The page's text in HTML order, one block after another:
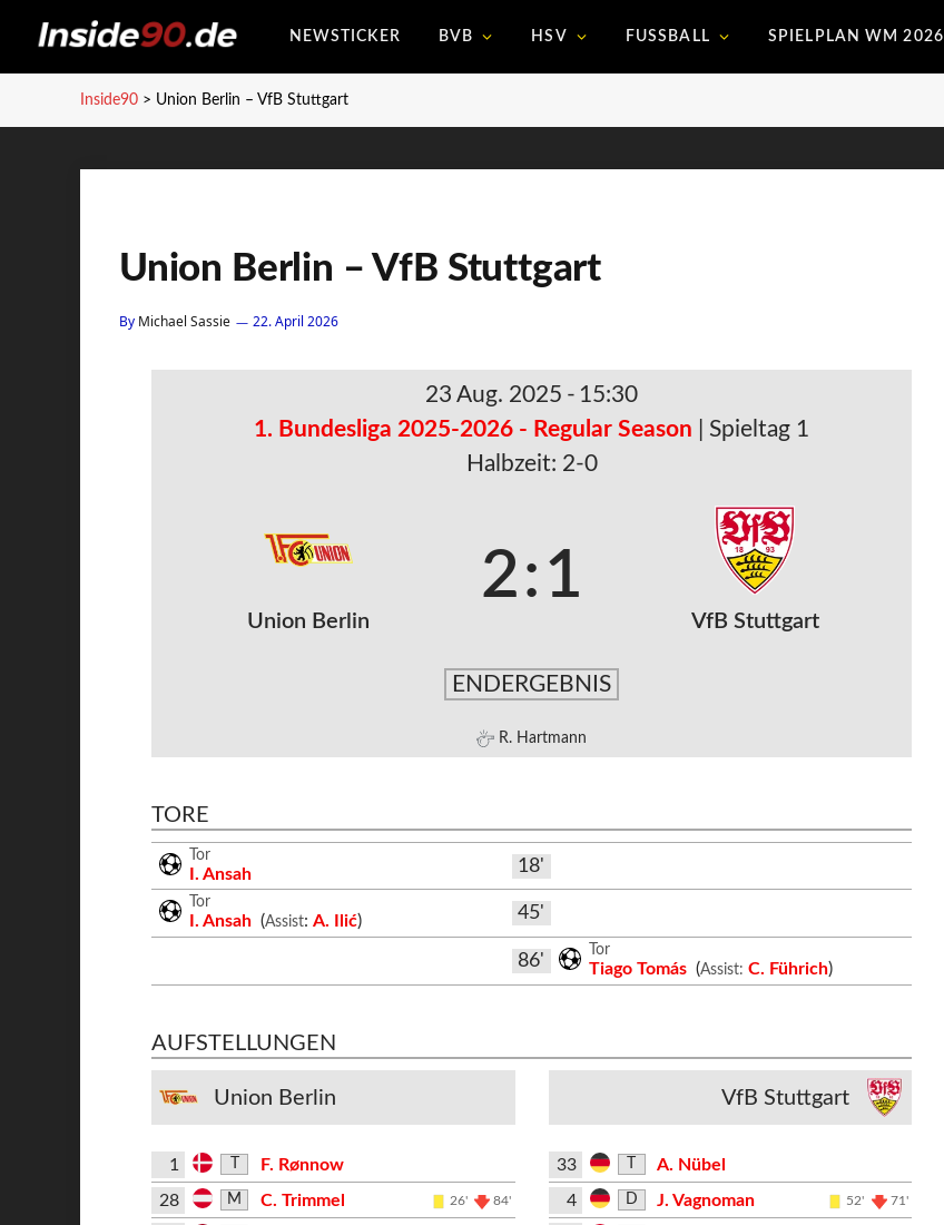
NEWSTICKER BVB HSV FUSSBALL SPIELPLAN WM 2026
Inside90 > Union Berlin – VfB Stuttgart
Union Berlin – VfB Stuttgart
By Michael Sassie 22. April 2026
23 Aug. 2025 - 15:30
1. Bundesliga 2025-2026 - Regular Season
| Spieltag 1
Halbzeit: 2-0
Union Berlin
2:1
VfB Stuttgart
ENDERGEBNIS
R. Hartmann
TORE
Tor
I. Ansah 18'
Tor
I. Ansah (Assist: A. Ilić) 45'
86'
Tor
Tiago Tomás (Assist: C. Führich)
AUFSTELLUNGEN
Union Berlin
1
F. Rønnow
28
M C. Trimmel 26' 84'
VfB Stuttgart
33
A. Nübel
4
D J. Vagnoman 52' 71'